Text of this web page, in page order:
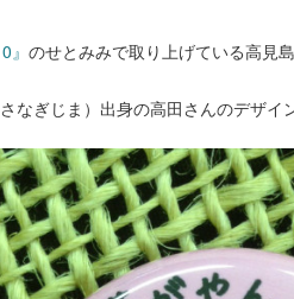
のせとみみで取り上げている高見
なぎじま）出身の高田さんのデザイン